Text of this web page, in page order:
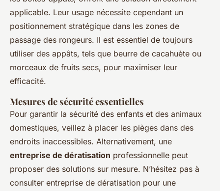
applicable. Leur usage nécessite cependant un
positionnement stratégique dans les zones de
passage des rongeurs. Il est essentiel de toujours
utiliser des appâts, tels que beurre de cacahuète ou
morceaux de fruits secs, pour maximiser leur
efficacité.
Mesures de sécurité essentielles
Pour garantir la sécurité des enfants et des animaux
domestiques, veillez à placer les pièges dans des
endroits inaccessibles. Alternativement, une
entreprise de dératisation professionnelle peut
proposer des solutions sur mesure. N’hésitez pas à
consulter entreprise de dératisation pour une